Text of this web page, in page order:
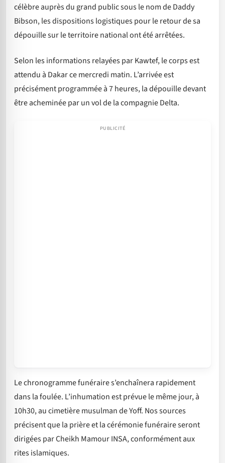
célèbre auprès du grand public sous le nom de Daddy
Bibson, les dispositions logistiques pour le retour de sa
dépouille sur le territoire national ont été arrêtées.
Selon les informations relayées par Kawtef, le corps est
attendu à Dakar ce mercredi matin. L’arrivée est
précisément programmée à 7 heures, la dépouille devant
être acheminée par un vol de la compagnie Delta.
Le chronogramme funéraire s’enchaînera rapidement
dans la foulée. L’inhumation est prévue le même jour, à
10h30, au cimetière musulman de Yoff. Nos sources
précisent que la prière et la cérémonie funéraire seront
dirigées par Cheikh Mamour INSA, conformément aux
rites islamiques.